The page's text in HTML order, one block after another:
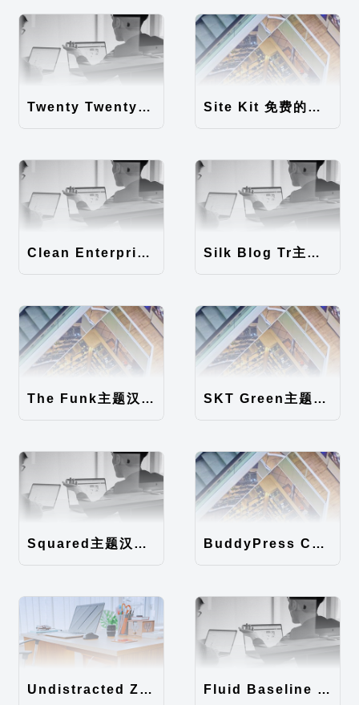
Twenty Twenty-Five 免费的WordPress内容主题 Site Kit 免费的WordPress数据统计插件
Clean Enterprise主题汉化包 Silk Blog Tr主题汉化包
The Funk主题汉化包 SKT Green主题汉化包
Squared主题汉化包 BuddyPress Colours主题汉化包
Undistracted Zen主题汉化包 Fluid Baseline Grid主题汉化包